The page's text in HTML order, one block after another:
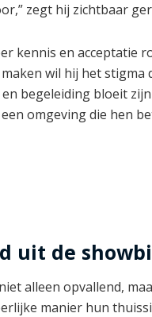
zegt hij zichtbaar
kennis en acceptatie
wil hij het
begeleiding bloeit
omgeving die hen
uit de
alleen opvallend,
manier hun